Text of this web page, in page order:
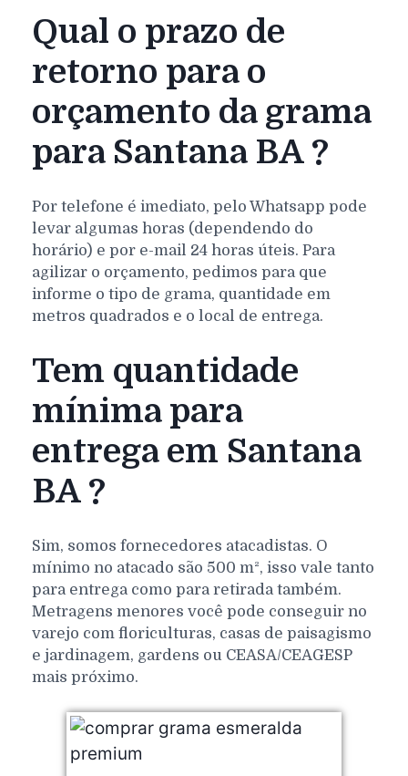
Qual o prazo de
retorno para o
orçamento da grama
para Santana BA ?
Por telefone é imediato, pelo Whatsapp pode
levar algumas horas (dependendo do
horário) e por e-mail 24 horas úteis. Para
agilizar o orçamento, pedimos para que
informe o tipo de grama, quantidade em
metros quadrados e o local de entrega.
Tem quantidade
mínima para
entrega em Santana
BA ?
Sim, somos fornecedores atacadistas. O
mínimo no atacado são 500 m², isso vale tanto
para entrega como para retirada também.
Metragens menores você pode conseguir no
varejo com floriculturas, casas de paisagismo
e jardinagem, gardens ou CEASA/CEAGESP
mais próximo.